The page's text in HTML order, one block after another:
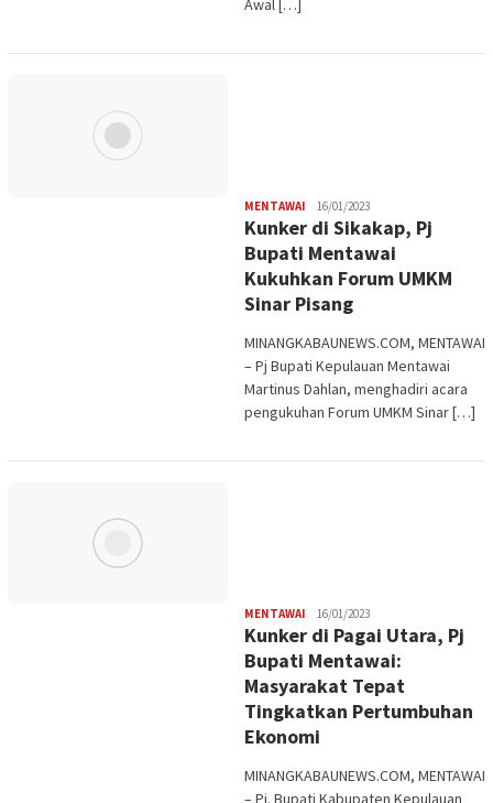
Awal […]
MENTAWAI Redaksi
16/01/2023
Kunker di Sikakap, Pj
Bupati Mentawai
Kukuhkan Forum UMKM
Sinar Pisang
MINANGKABAUNEWS.COM, MENTAWAI
– Pj Bupati Kepulauan Mentawai
Martinus Dahlan, menghadiri acara
pengukuhan Forum UMKM Sinar […]
MENTAWAI Redaksi
16/01/2023
Kunker di Pagai Utara, Pj
Bupati Mentawai:
Masyarakat Tepat
Tingkatkan Pertumbuhan
Ekonomi
MINANGKABAUNEWS.COM, MENTAWAI
– Pj. Bupati Kabupaten Kepulauan